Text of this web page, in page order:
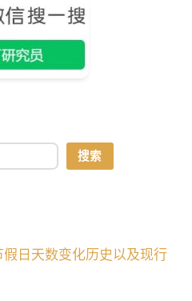
搜索
日天数变化历史以及现行